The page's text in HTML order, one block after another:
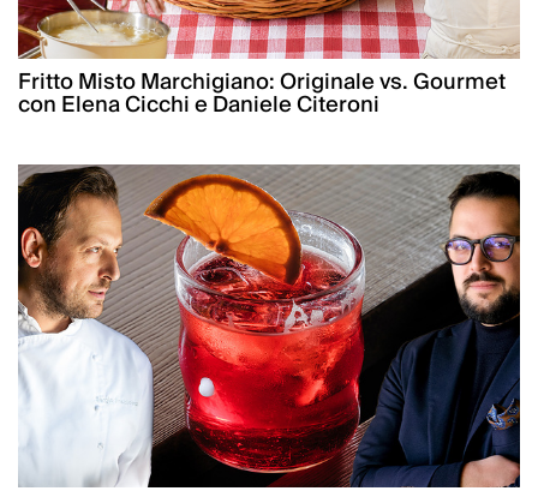
Fritto Misto Marchigiano: Originale vs. Gourmet
con Elena Cicchi e Daniele Citeroni